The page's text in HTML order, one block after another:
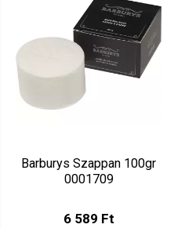
Barburys Szappan 100gr
0001709
6 589 Ft